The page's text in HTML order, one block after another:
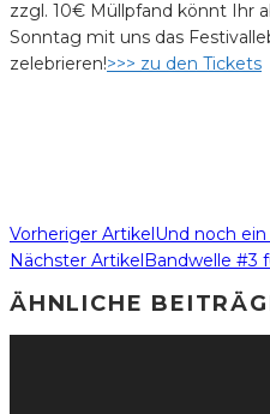
zzgl. 10€ Müllpfand könnt Ihr
Sonntag mit uns das
zelebrieren!>>> zu den Tickets
Vorheriger ArtikelUnd noch ein
Nächster ArtikelBandwelle #3
ÄHNLICHE